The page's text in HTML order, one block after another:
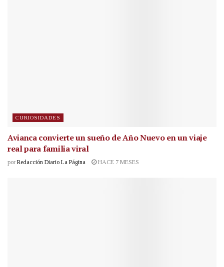
CURIOSIDADES
Avianca convierte un sueño de Año Nuevo en un viaje
real para familia viral
por Redacción Diario La Página HACE 7 MESES